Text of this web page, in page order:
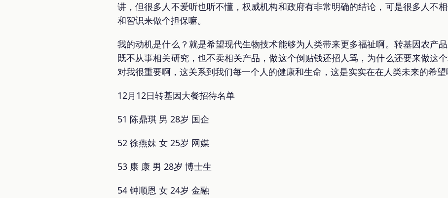
讲，但很多人不爱听也听不懂，权威机构和政府有非常明确的结论，可是很多人不
和智识来做个担保嘛。
我的动机是什么？就是希望现代生物技术能够为人类带来更多福祉啊。转基因农产
既不从事相关研究，也不卖相关产品，做这个倒贴钱还招人骂，为什么还要来做这
对我很重要啊，这关系到我们每一个人的健康和生命，这是实实在在人类未来的希望
12月12日转基因大餐招待名单
51 陈鼎琪 男 28岁 国企
52 徐燕妹 女 25岁 网媒
53 康 康 男 28岁 博士生
54 钟顺恩 女 24岁 金融